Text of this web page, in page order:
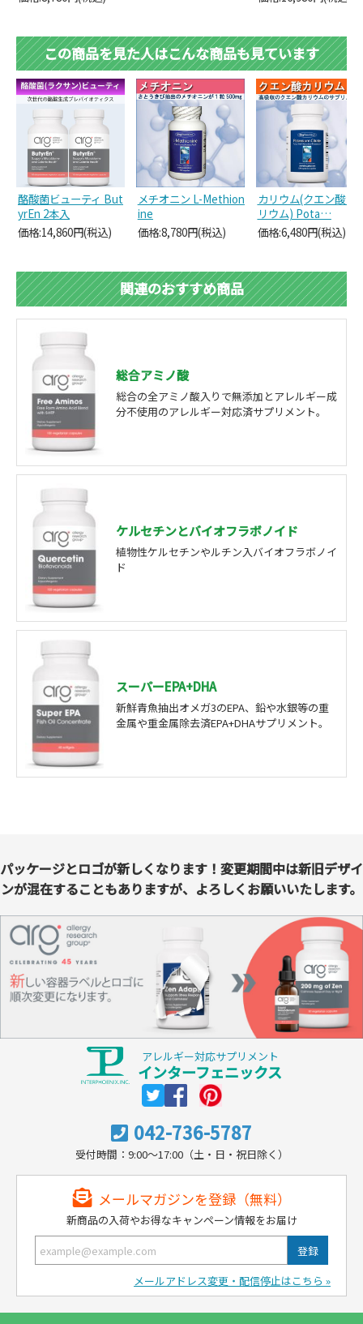
この商品を見た人はこんな商品も見ています
酪酸菌ビューティ But
yrEn 2本入
価格:14,860円(税込)
メチオニン L-Methion
ine
価格:8,780円(税込)
カリウム(クエン酸カ
リウム) Pota…
価格:6,480円(税込)
関連のおすすめ商品
総合アミノ酸
総合の全アミノ酸入りで無添加とアレルギー成
分不使用のアレルギー対応済サプリメント。
ケルセチンとバイオフラボノイド
植物性ケルセチンやルチン入バイオフラボノイ
ド
スーパーEPA+DHA
新鮮青魚抽出オメガ3のEPA、鉛や水銀等の重
金属や重金属除去済EPA+DHAサプリメント。
パッケージとロゴが新しくなります！変更期間中は新旧デザイ
ンが混在することもありますが、よろしくお願いいたします。
アレルギー対応サプリメント
インターフェニックス
042-736-5787
受付時間：9:00～17:00（土・日・祝日除く）
メールマガジンを登録（無料）
新商品の入荷やお得なキャンペーン情報をお届け
メールアドレス変更・配信停止はこちら »